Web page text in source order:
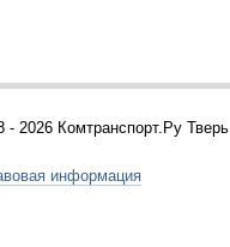
- 2026 Комтранспорт.Ру Тверь
информация